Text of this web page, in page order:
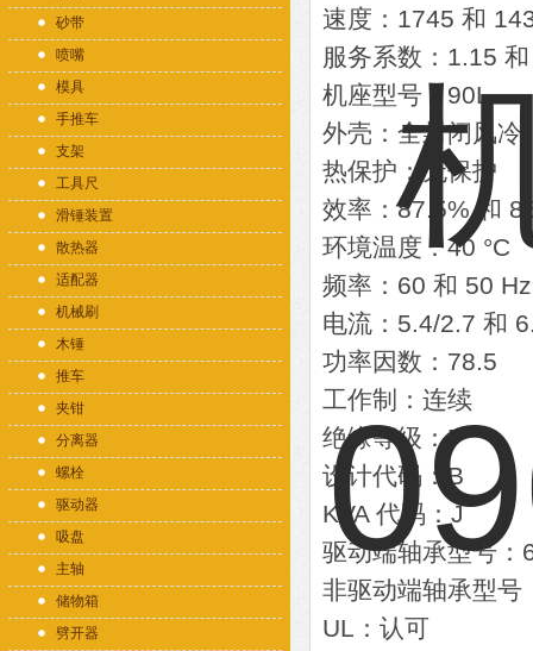
砂带
喷嘴
模具
手推车
支架
工具尺
滑锤装置
散热器
适配器
机械刷
木锤
推车
夹钳
分离器
螺栓
驱动器
吸盘
主轴
储物箱
劈开器
速度：1745 和
服务系数：1.15
机座型号：90L
外壳：全封闭风冷
热保护：无保护
效率：87.5% 和
环境温度：40 °C
频率：60 和 50 Hz
电流：5.4/2.7 和
功率因数：78.5
工作制：连续
绝缘等级：F
设计代码：B
KVA 代码：J
驱动端轴承型号：
非驱动端轴承型号
UL：认可